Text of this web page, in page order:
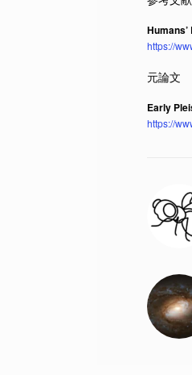
https://
Early
https://